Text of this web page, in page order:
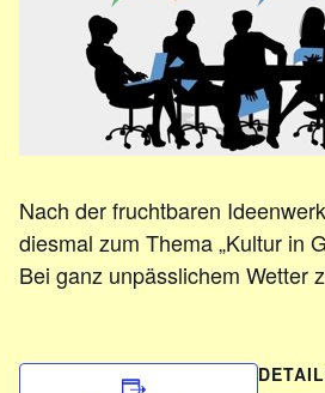
Nach der fruchtbaren
diesmal zum Thema „Kultur in
Bei ganz unpässlichem Wetter